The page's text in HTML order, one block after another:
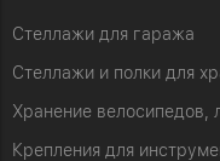
Стеллажи для гаража
Стеллажи и полки для
Хранение велосипедов,
Крепления для